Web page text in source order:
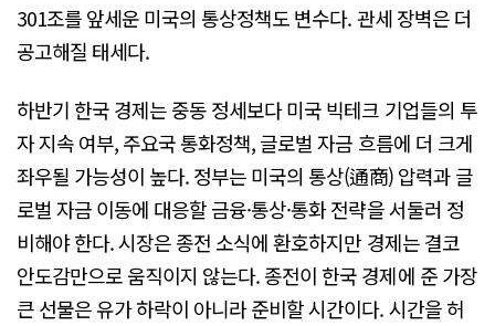
301조를 앞세운 미국의 통상정책도 변수다. 관세 장벽은 더
공고해질 태세다.
하반기 한국 경제는 중동 정세보다 미국 빅테크 기업들의 투
자 지속 여부, 주요국 통화정책, 글로벌 자금 흐름에 더 크게
좌우될 가능성이 높다. 정부는 미국의 통상(通商) 압력과 글
로벌 자금 이동에 대응할 금융·통상·통화 전략을 서둘러 정
비해야 한다. 시장은 종전 소식에 환호하지만 경제는 결코
안도감만으로 움직이지 않는다. 종전이 한국 경제에 준 가장
큰 선물은 유가 하락이 아니라 준비할 시간이다. 시간을 허